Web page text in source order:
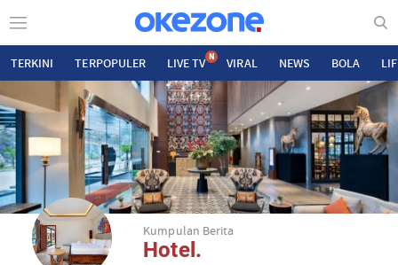
TERKINI TERPOPULER LIVE TV N VIRAL NEWS BOLA
Kumpulan Berita
Hotel.